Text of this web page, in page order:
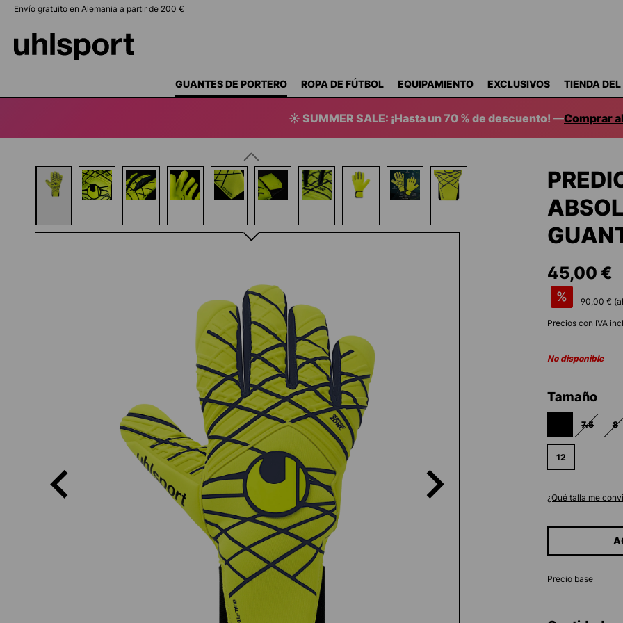
Saltar a la navegación principal
Envío gratuito en Alemania a partir de 200 €
GUANTES DE PORTERO ROPA DE FÚTBOL EQUIPAMIENTO EXCLUSIVOS TIENDA
☀️ SUMMER SALE: ¡Hasta un 70 % de descuento! —Comprar
Omitir galería de imágenes
45,00 €
% 90,00 €
Precios con IVA
No disponible
Seleccione
Tamaño
(ESTA OPCIÓN
7.5
(ESTA
8
12
¿Qué talla me
Precio base